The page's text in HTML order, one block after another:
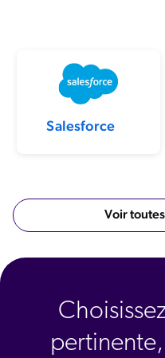
Salesforce
Voir